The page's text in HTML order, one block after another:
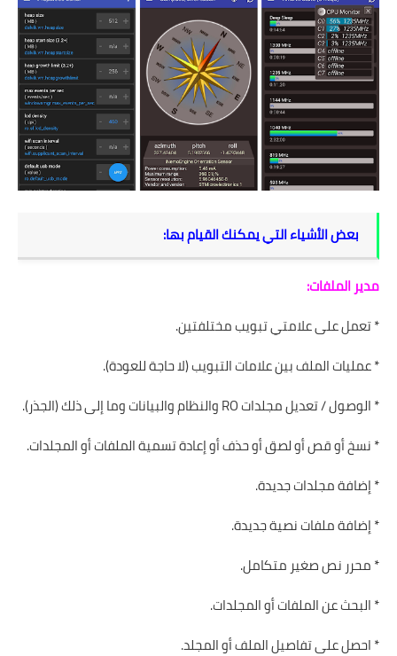
بعض الأشياء التي يمكنك القيام بها:
مدير الملفات:
* تعمل على علامتي تبويب مختلفتين.
* عمليات الملف بين علامات التبويب (لا حاجة للعودة).
* الوصول / تعديل مجلدات RO والنظام والبيانات وما إلى ذلك (الجذر).
* نسخ أو قص أو لصق أو حذف أو إعادة تسمية الملفات أو المجلدات.
* إضافة مجلدات جديدة.
* إضافة ملفات نصية جديدة.
* محرر نص صغير متكامل.
* البحث عن الملفات أو المجلدات.
* احصل على تفاصيل الملف أو المجلد.